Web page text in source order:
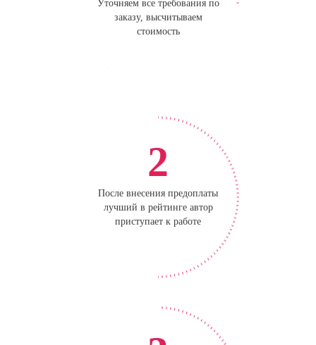
Уточняем все требования по
заказу, высчитываем
стоимость
2
После внесения предоплаты
лучший в рейтинге автор
приступает к работе